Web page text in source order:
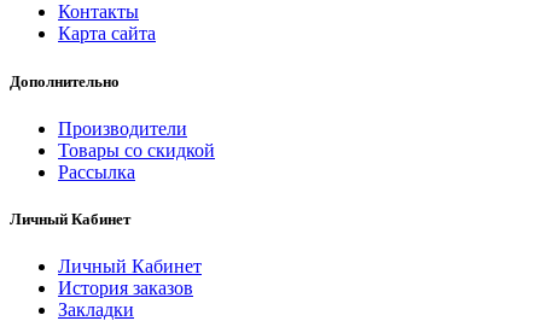
Контакты
Карта сайта
Дополнительно
Производители
Товары со скидкой
Рассылка
Личный Кабинет
Личный Кабинет
История заказов
Закладки